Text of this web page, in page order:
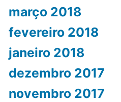
março 2018
fevereiro 2018
janeiro 2018
dezembro 2017
novembro 2017